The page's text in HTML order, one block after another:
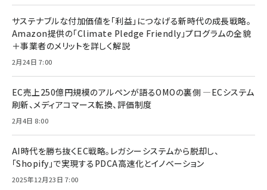
サステナブルな付加価値を「利益」につなげる新時代の成長戦略。
Amazon提供の「Climate Pledge Friendly」プログラムの全貌
＋事業者のメリットを詳しく解説
2月24日 7:00
EC売上250億円規模のアルペンが語るOMOの裏側 ―ECシステム
刷新、メディアコマース転換、評価制度
2月4日 8:00
AI時代を勝ち抜くEC戦略。レガシーシステムから脱却し、
「Shopify」で実現するPDCA高速化とイノベーション
2025年12月23日 7:00